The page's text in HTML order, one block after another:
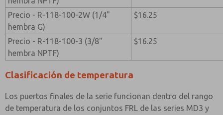
Precio - R-118-100-2W (1/4"
hembra G)
$16.25
Precio - R-118-100-3 (3/8"
hembra NPTF)
$16.25
Clasificación de temperatura
Los puertos finales de la serie funcionan dentro del rango
de temperatura de los conjuntos FRL de las series MD3 y